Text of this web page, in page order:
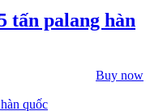
tấn palang hàn
Buy now